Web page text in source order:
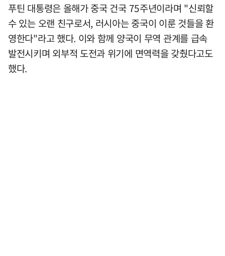
푸틴 대통령은 올해가 중국 건국 75주년이라며 "신뢰할
수 있는 오랜 친구로서, 러시아는 중국이 이룬 것들을 환
영한다"라고 했다. 이와 함께 양국이 무역 관계를 급속
발전시키며 외부적 도전과 위기에 면역력을 갖췄다고도
했다.